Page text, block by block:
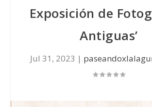
Exposición de
Antiguas’
Jul 31, 2023 |